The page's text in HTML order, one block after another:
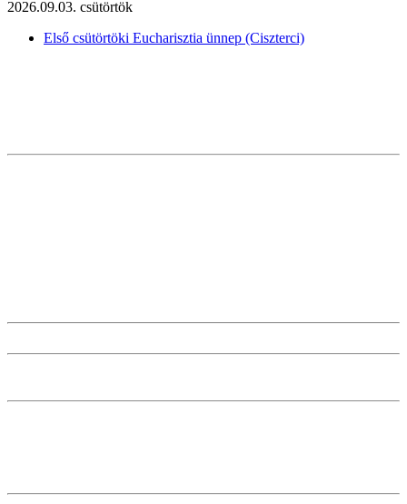
2026.09.03. csütörtök
Első csütörtöki Eucharisztia ünnep (Ciszterci)